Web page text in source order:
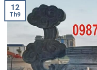
12
Th9